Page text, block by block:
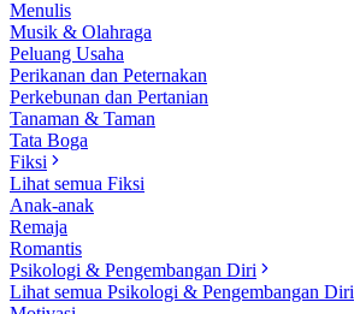
Menulis
Musik & Olahraga
Peluang Usaha
Perikanan dan Peternakan
Perkebunan dan Pertanian
Tanaman & Taman
Tata Boga
Fiksi
Lihat semua Fiksi
Anak-anak
Remaja
Romantis
Psikologi & Pengembangan Diri
Lihat semua Psikologi & Pengembangan Diri